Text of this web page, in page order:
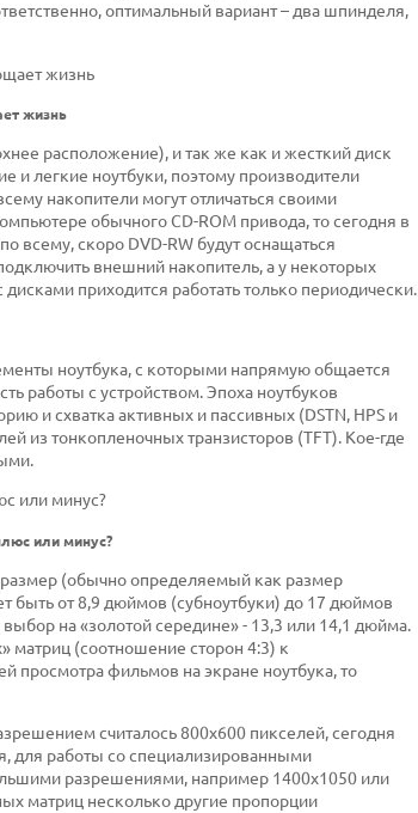
оптимальный вариант – два шпинделя,
жизнь
расположение), и так же как и жесткий диск
и легкие ноутбуки, поэтому производители
накопители могут отличаться своими
обычного CD-ROM привода, то сегодня в
скоро DVD-RW будут оснащаться
внешний накопитель, а у некоторых
приходится работать только периодически.
ноутбука, с которыми напрямую общается
работы с устройством. Эпоха ноутбуков
и схватка активных и пассивных (DSTN, HPS и
из тонкопленочных транзисторов (TFT). Кое-где
или минус?
(обычно определяемый как размер
быть от 8,9 дюймов (субноутбуки) до 17 дюймов
на «золотой середине» - 13,3 или 14,1 дюйма.
матриц (соотношение сторон 4:3) к
просмотра фильмов на экране ноутбука, то
считалось 800х600 пикселей, сегодня
для работы со специализированными
разрешениями, например 1400х1050 или
матриц несколько другие пропорции